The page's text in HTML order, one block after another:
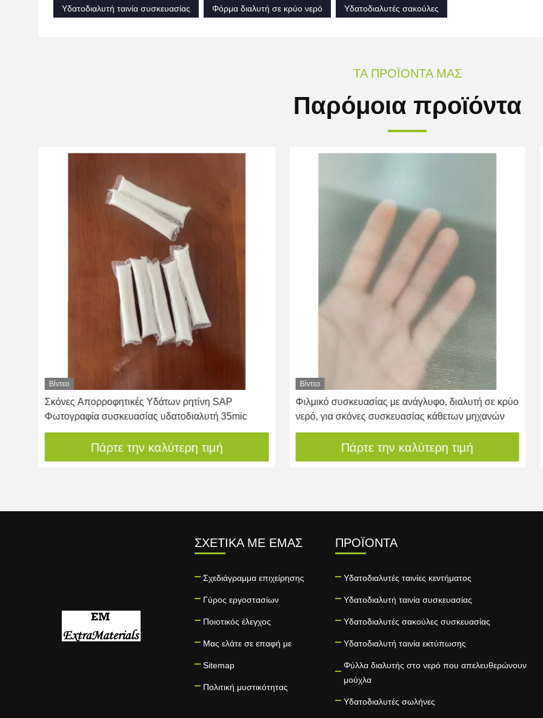
Υδατοδιαλυτή ταινία συσκευασίας
Φόρμα διαλυτή σε κρύο νερό Υδατοδιαλυτές σακούλες
ΤΑ ΠΡΟΪΌΝΤΑ ΜΑΣ
Παρόμοια προϊόντα
Βίντεο
Σκόνες Απορροφητικές Υδάτων ρητίνη SAP
Φωτογραφία συσκευασίας υδατοδιαλυτή 35mic
Πάρτε την καλύτερη τιμή
Βίντεο
Φιλμικό συσκευασίας με ανάγλυφο, διαλυτή σε κρύο
νερό, για σκόνες συσκευασίας κάθετων μηχανών
Πάρτε την καλύτερη τιμή
ΣΧΕΤΙΚΆ ΜΕ ΕΜΆΣ
Σχεδιάγραμμα επιχείρησης
Γύρος εργοστασίων
Ποιοτικός έλεγχος
Μας ελάτε σε επαφή με
Sitemap
Πολιτική μυστικότητας
ΠΡΟΪΌΝΤΑ
Υδατοδιαλυτές ταινίες κεντήματος
Υδατοδιαλυτή ταινία συσκευασίας
Υδατοδιαλυτές σακούλες συσκευασίας
Υδατοδιαλυτή ταινία εκτύπωσης
Φύλλα διαλυτής στο νερό που απελευθερώνουν
μούχλα
Υδατοδιαλυτές σωλήνες